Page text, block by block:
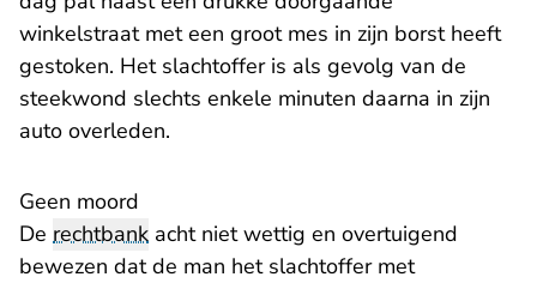
winkelstraat met een groot mes in zijn borst heeft
gestoken. Het slachtoffer is als gevolg van de
steekwond slechts enkele minuten daarna in zijn
auto overleden.
Geen moord
De rechtbank acht niet wettig en overtuigend
bewezen dat de man het slachtoffer met